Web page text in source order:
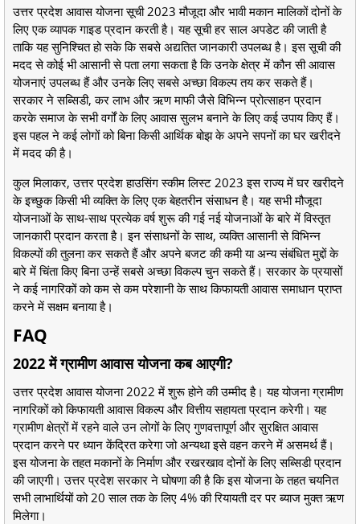
उत्तर प्रदेश आवास योजना सूची 2023 मौजूदा और भावी मकान मालिकों दोनों के
लिए एक व्यापक गाइड प्रदान करती है। यह सूची हर साल अपडेट की जाती है
ताकि यह सुनिश्चित हो सके कि सबसे अद्यतित जानकारी उपलब्ध है। इस सूची की
मदद से कोई भी आसानी से पता लगा सकता है कि उनके क्षेत्र में कौन सी आवास
योजनाएं उपलब्ध हैं और उनके लिए सबसे अच्छा विकल्प तय कर सकते हैं।
सरकार ने सब्सिडी, कर लाभ और ऋण माफी जैसे विभिन्न प्रोत्साहन प्रदान
करके समाज के सभी वर्गों के लिए आवास सुलभ बनाने के लिए कई उपाय किए हैं।
इस पहल ने कई लोगों को बिना किसी आर्थिक बोझ के अपने सपनों का घर खरीदने
में मदद की है।
कुल मिलाकर, उत्तर प्रदेश हाउसिंग स्कीम लिस्ट 2023 इस राज्य में घर खरीदने
के इच्छुक किसी भी व्यक्ति के लिए एक बेहतरीन संसाधन है। यह सभी मौजूदा
योजनाओं के साथ-साथ प्रत्येक वर्ष शुरू की गई नई योजनाओं के बारे में विस्तृत
जानकारी प्रदान करता है। इन संसाधनों के साथ, व्यक्ति आसानी से विभिन्न
विकल्पों की तुलना कर सकते हैं और अपने बजट की कमी या अन्य संबंधित मुद्दों के
बारे में चिंता किए बिना उन्हें सबसे अच्छा विकल्प चुन सकते हैं। सरकार के प्रयासों
ने कई नागरिकों को कम से कम परेशानी के साथ किफायती आवास समाधान प्राप्त
करने में सक्षम बनाया है।
FAQ
2022 में ग्रामीण आवास योजना कब आएगी?
उत्तर प्रदेश आवास योजना 2022 में शुरू होने की उम्मीद है। यह योजना ग्रामीण
नागरिकों को किफायती आवास विकल्प और वित्तीय सहायता प्रदान करेगी। यह
ग्रामीण क्षेत्रों में रहने वाले उन लोगों के लिए गुणवत्तापूर्ण और सुरक्षित आवास
प्रदान करने पर ध्यान केंद्रित करेगा जो अन्यथा इसे वहन करने में असमर्थ हैं।
इस योजना के तहत मकानों के निर्माण और रखरखाव दोनों के लिए सब्सिडी प्रदान
की जाएगी। उत्तर प्रदेश सरकार ने घोषणा की है कि इस योजना के तहत चयनित
सभी लाभार्थियों को 20 साल तक के लिए 4% की रियायती दर पर ब्याज मुक्त ऋण
मिलेगा।